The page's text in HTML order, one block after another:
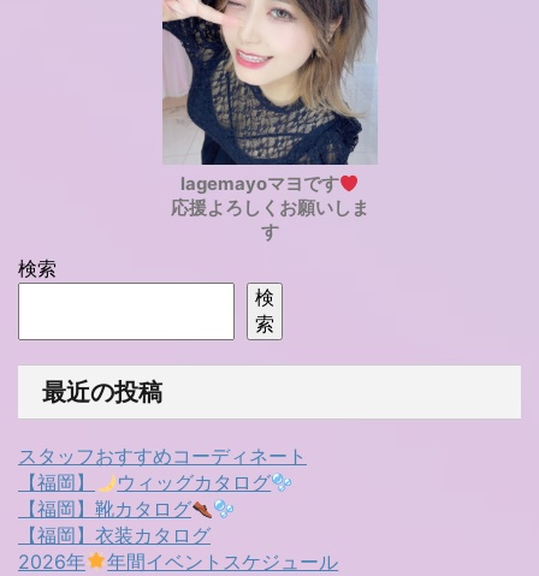
lagemayoマヨです
応援よろしくお願いしま
す
検索
検
索
最近の投稿
スタッフおすすめコーディネート
【福岡】
ウィッグカタログ
【福岡】靴カタログ
【福岡】衣装カタログ
2026年
年間イベントスケジュール